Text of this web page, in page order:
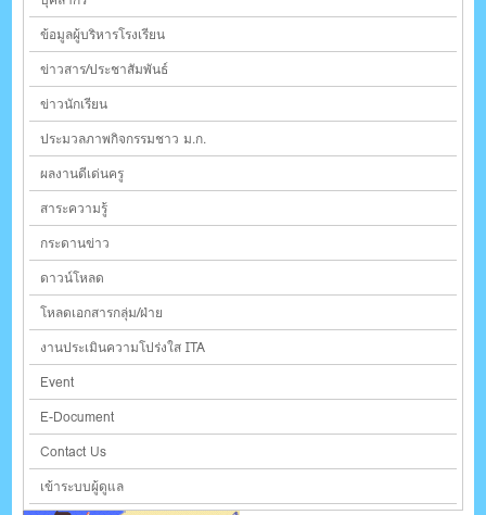
ข้อมูลผู้บริหารโรงเรียน
ข่าวสาร/ประชาสัมพันธ์
ข่าวนักเรียน
ประมวลภาพกิจกรรมชาว ม.ก.
ผลงานดีเด่นครู
สาระความรู้
กระดานข่าว
ดาวน์โหลด
โหลดเอกสารกลุ่ม/ฝ่าย
งานประเมินความโปร่งใส ITA
Event
E-Document
Contact Us
เข้าระบบผู้ดูแล